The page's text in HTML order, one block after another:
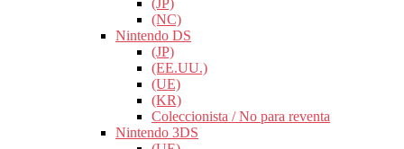
(JP)
(NC)
Nintendo DS
(JP)
(EE.UU.)
(UE)
(KR)
Coleccionista / No para reventa
Nintendo 3DS